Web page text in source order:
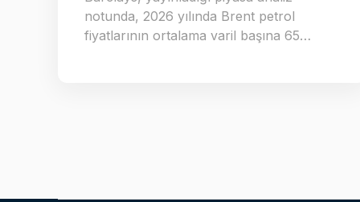
notunda, 2026 yılında Brent petrol
fiyatlarının ortalama varil başına 65…